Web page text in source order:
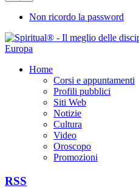
Non ricordo la password
Home
Corsi e appuntamenti
Profili pubblici
Siti Web
Notizie
Cultura
Video
Oroscopo
Promozioni
RSS